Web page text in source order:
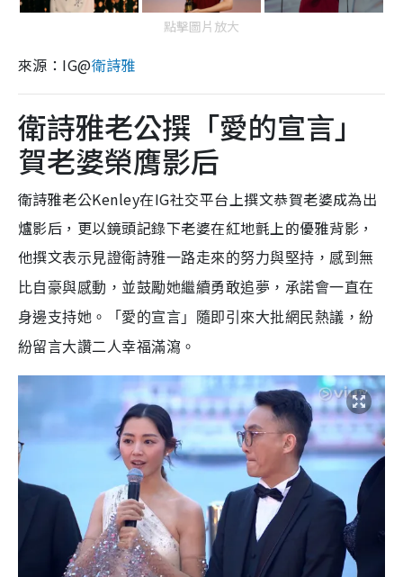
點擊圖片放大
來源：IG@衛詩雅
衛詩雅老公撰「愛的宣言」
賀老婆榮膺影后
衛詩雅老公Kenley在IG社交平台上撰文恭賀老婆成為出
爐影后，更以鏡頭記錄下老婆在紅地氈上的優雅背影，
他撰文表示見證衛詩雅一路走來的努力與堅持，感到無
比自豪與感動，並鼓勵她繼續勇敢追夢，承諾會一直在
身邊支持她。「愛的宣言」隨即引來大批網民熱議，紛
紛留言大讚二人幸福滿瀉。